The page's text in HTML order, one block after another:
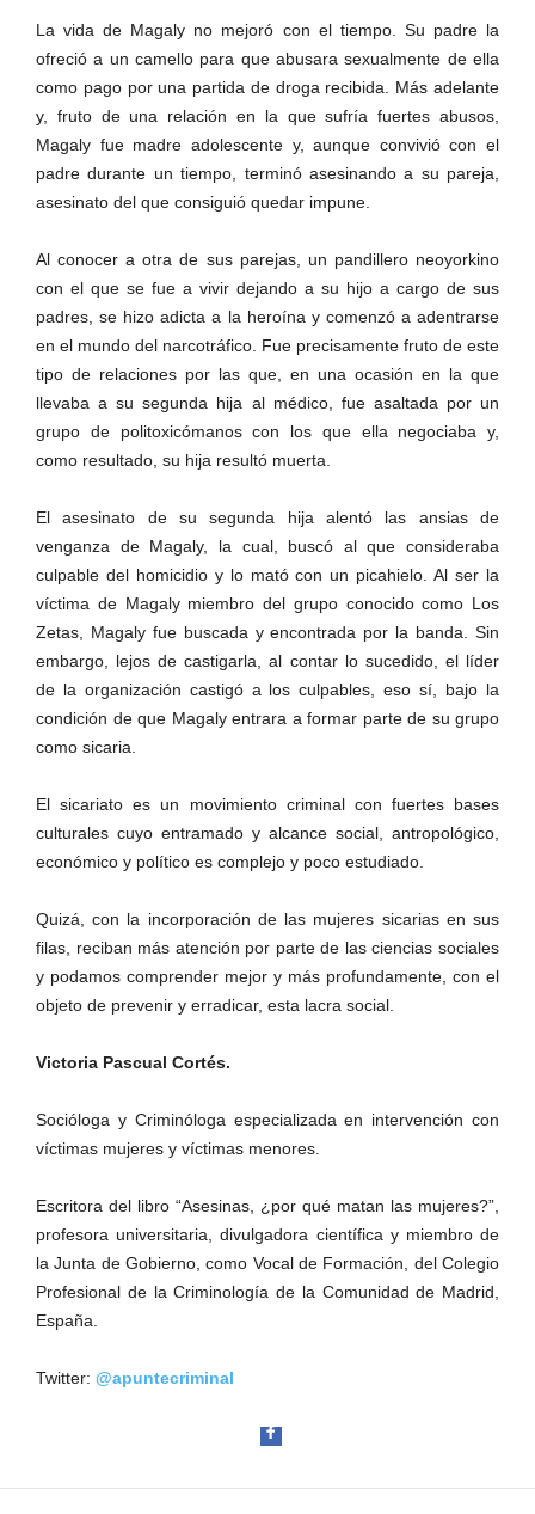
La vida de Magaly no mejoró con el tiempo. Su padre la
ofreció a un camello para que abusara sexualmente de ella
como pago por una partida de droga recibida. Más adelante
y, fruto de una relación en la que sufría fuertes abusos,
Magaly fue madre adolescente y, aunque convivió con el
padre durante un tiempo, terminó asesinando a su pareja,
asesinato del que consiguió quedar impune.
Al conocer a otra de sus parejas, un pandillero neoyorkino
con el que se fue a vivir dejando a su hijo a cargo de sus
padres, se hizo adicta a la heroína y comenzó a adentrarse
en el mundo del narcotráfico. Fue precisamente fruto de este
tipo de relaciones por las que, en una ocasión en la que
llevaba a su segunda hija al médico, fue asaltada por un
grupo de politoxicómanos con los que ella negociaba y,
como resultado, su hija resultó muerta.
El asesinato de su segunda hija alentó las ansias de
venganza de Magaly, la cual, buscó al que consideraba
culpable del homicidio y lo mató con un picahielo. Al ser la
víctima de Magaly miembro del grupo conocido como Los
Zetas, Magaly fue buscada y encontrada por la banda. Sin
embargo, lejos de castigarla, al contar lo sucedido, el líder
de la organización castigó a los culpables, eso sí, bajo la
condición de que Magaly entrara a formar parte de su grupo
como sicaria.
El sicariato es un movimiento criminal con fuertes bases
culturales cuyo entramado y alcance social, antropológico,
económico y político es complejo y poco estudiado.
Quizá, con la incorporación de las mujeres sicarias en sus
filas, reciban más atención por parte de las ciencias sociales
y podamos comprender mejor y más profundamente, con el
objeto de prevenir y erradicar, esta lacra social.
Victoria Pascual Cortés.
Socióloga y Criminóloga especializada en intervención con
víctimas mujeres y víctimas menores.
Escritora del libro “Asesinas, ¿por qué matan las mujeres?”,
profesora universitaria, divulgadora científica y miembro de
la Junta de Gobierno, como Vocal de Formación, del Colegio
Profesional de la Criminología de la Comunidad de Madrid,
España.
Twitter: @apuntecriminal